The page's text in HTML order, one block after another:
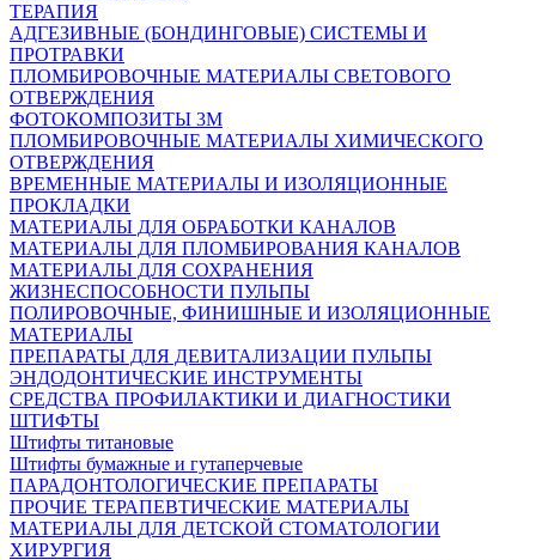
ТЕРАПИЯ
АДГЕЗИВНЫЕ (БОНДИНГОВЫЕ) СИСТЕМЫ И
ПРОТРАВКИ
ПЛОМБИРОВОЧНЫЕ МАТЕРИАЛЫ СВЕТОВОГО
ОТВЕРЖДЕНИЯ
ФОТОКОМПОЗИТЫ 3М
ПЛОМБИРОВОЧНЫЕ МАТЕРИАЛЫ ХИМИЧЕСКОГО
ОТВЕРЖДЕНИЯ
ВРЕМЕННЫЕ МАТЕРИАЛЫ И ИЗОЛЯЦИОННЫЕ
ПРОКЛАДКИ
МАТЕРИАЛЫ ДЛЯ ОБРАБОТКИ КАНАЛОВ
МАТЕРИАЛЫ ДЛЯ ПЛОМБИРОВАНИЯ КАНАЛОВ
МАТЕРИАЛЫ ДЛЯ СОХРАНЕНИЯ
ЖИЗНЕСПОСОБНОСТИ ПУЛЬПЫ
ПОЛИРОВОЧНЫЕ, ФИНИШНЫЕ И ИЗОЛЯЦИОННЫЕ
МАТЕРИАЛЫ
ПРЕПАРАТЫ ДЛЯ ДЕВИТАЛИЗАЦИИ ПУЛЬПЫ
ЭНДОДОНТИЧЕСКИЕ ИНСТРУМЕНТЫ
СРЕДСТВА ПРОФИЛАКТИКИ И ДИАГНОСТИКИ
ШТИФТЫ
Штифты титановые
Штифты бумажные и гутаперчевые
ПАРАДОНТОЛОГИЧЕСКИЕ ПРЕПАРАТЫ
ПРОЧИЕ ТЕРАПЕВТИЧЕСКИЕ МАТЕРИАЛЫ
МАТЕРИАЛЫ ДЛЯ ДЕТСКОЙ СТОМАТОЛОГИИ
ХИРУРГИЯ